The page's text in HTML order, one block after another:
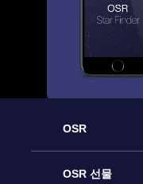
OSR
고객 서비스
OSR 선물